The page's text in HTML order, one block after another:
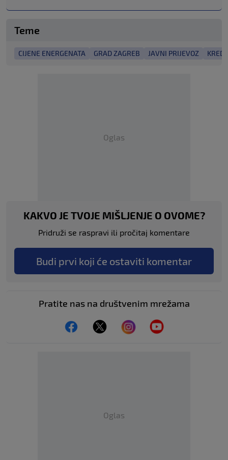
Teme
CIJENE ENERGENATA GRAD ZAGREB JAVNI PRIJEVOZ
Oglas
KAKVO JE TVOJE MIŠLJENJE O OVOME?
Pridruži se raspravi ili pročitaj komentare
Budi prvi koji će ostaviti komentar
Pratite nas na društvenim mrežama
Oglas